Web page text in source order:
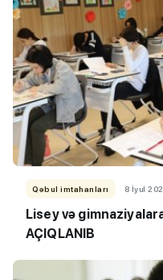
Qəbul imtahanları 8 İyul
Lisey və
AÇIQLANIB